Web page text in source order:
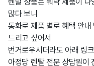
많다 보니
통화로 제품 별로 혜택 안
드리고 싶어서
번거로우시더라도 아래 링
아정당 렌탈 전문 상담원이